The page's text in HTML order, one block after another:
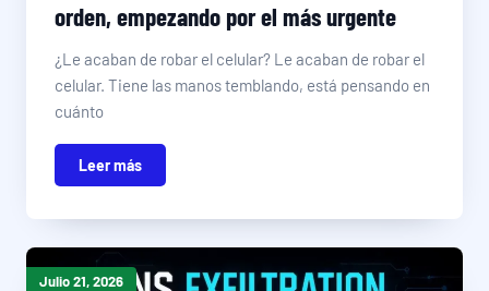
orden, empezando por el más urgente
¿Le acaban de robar el celular? Le acaban de robar el
celular. Tiene las manos temblando, está pensando en
cuánto
Leer más
Julio 21, 2026